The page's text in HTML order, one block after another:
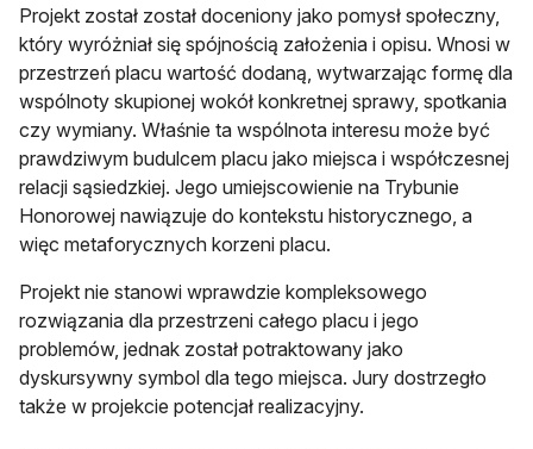
Projekt został został doceniony jako pomysł społeczny,
który wyróżniał się spójnością założenia i opisu. Wnosi w
przestrzeń placu wartość dodaną, wytwarzając formę dla
wspólnoty skupionej wokół konkretnej sprawy, spotkania
czy wymiany. Właśnie ta wspólnota interesu może być
prawdziwym budulcem placu jako miejsca i współczesnej
relacji sąsiedzkiej. Jego umiejscowienie na Trybunie
Honorowej nawiązuje do kontekstu historycznego, a
więc metaforycznych korzeni placu.
Projekt nie stanowi wprawdzie kompleksowego
rozwiązania dla przestrzeni całego placu i jego
problemów, jednak został potraktowany jako
dyskursywny symbol dla tego miejsca. Jury dostrzegło
także w projekcie potencjał realizacyjny.